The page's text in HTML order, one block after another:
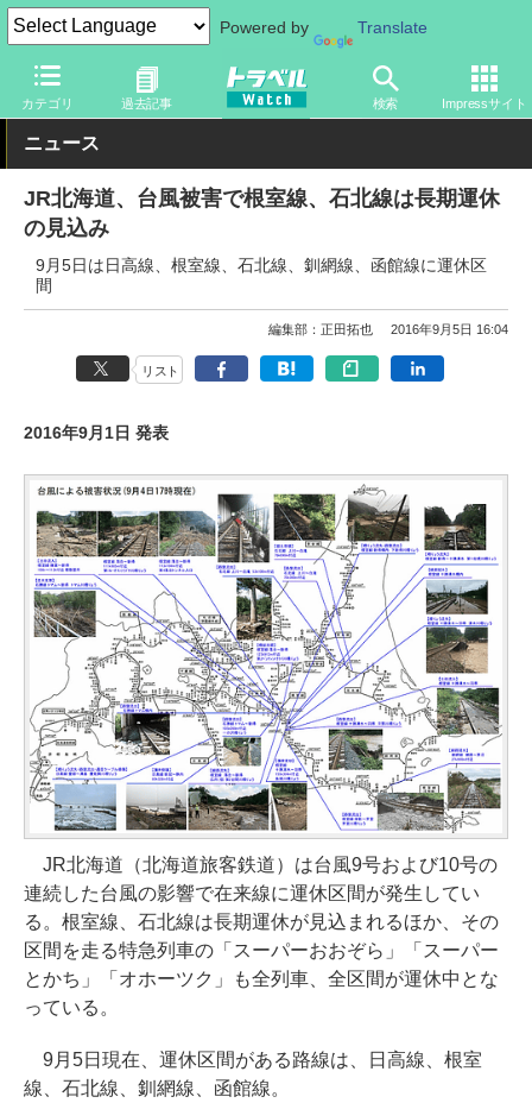
Powered by Translate
カテゴリ 過去記事 検索 Impressサイト
トラベル Watch 地域 国内旅行 北海道
ニュース
JR北海道、台風被害で根室線、石北線は長期運休
の見込み
9月5日は日高線、根室線、石北線、釧網線、函館線に運休区
間
編集部：正田拓也 2016年9月5日 16:04
リスト
2016年9月1日 発表
JR北海道（北海道旅客鉄道）は台風9号および10号の
連続した台風の影響で在来線に運休区間が発生してい
る。根室線、石北線は長期運休が見込まれるほか、その
区間を走る特急列車の「スーパーおおぞら」「スーパー
とかち」「オホーツク」も全列車、全区間が運休中とな
っている。
9月5日現在、運休区間がある路線は、日高線、根室
線、石北線、釧網線、函館線。